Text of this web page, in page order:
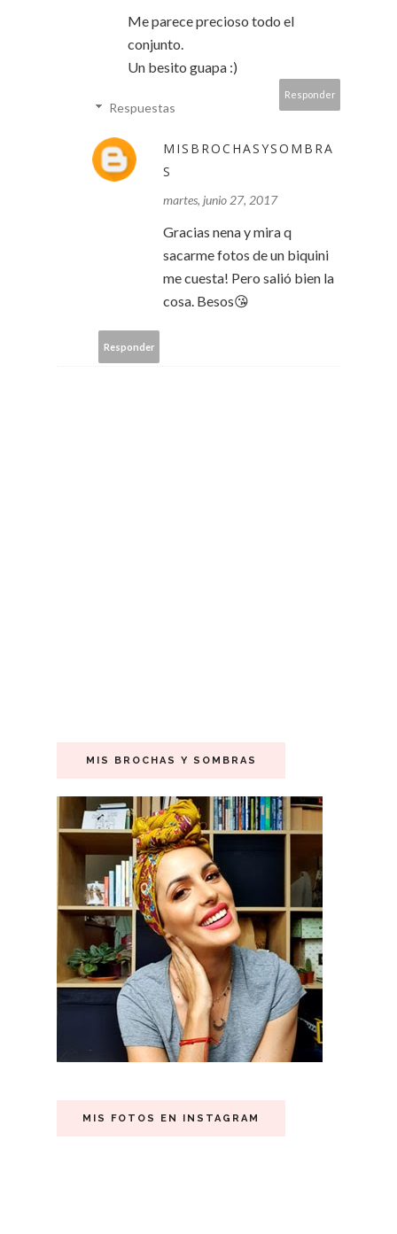
Me parece precioso todo el
conjunto.
Un besito guapa :)
Responder
Respuestas
MISBROCHASYSOMBRA
S
martes, junio 27, 2017
Gracias nena y mira q
sacarme fotos de un biquini
me cuesta! Pero salió bien la
cosa. Besos😘
Responder
MIS BROCHAS Y SOMBRAS
MIS FOTOS EN INSTAGRAM